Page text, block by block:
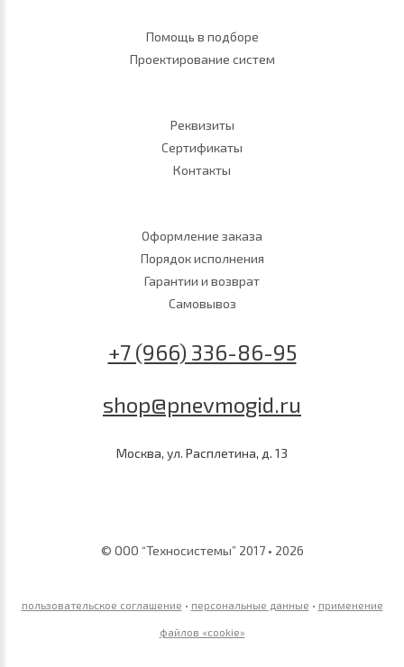
Помощь в подборе
Проектирование систем
Реквизиты
Сертификаты
Контакты
Оформление заказа
Порядок исполнения
Гарантии и возврат
Самовывоз
+7 (966) 336-86-95
shop@pnevmogid.ru
Москва, ул. Расплетина, д. 13
© ООО “Техносистемы” 2017 • 2026
пользовательское соглашение • персональные данные • применение
файлов «сookie»